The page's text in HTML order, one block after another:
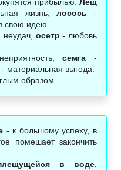
жизнь,лосось -
свою идею.
осетр - любовь
семга -
- материальная выгода.
образом.
- к большому успеху, в
помешает закончить
в воде